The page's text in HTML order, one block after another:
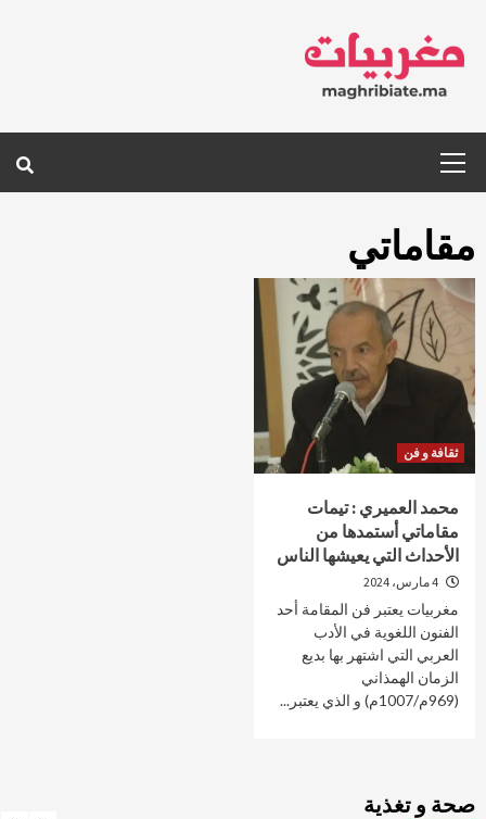
content
Menu
مقاماتي
ثقافة و فن
محمد العميري : تيمات
مقاماتي أستمدها من
الأحداث التي يعيشها الناس
مغربيات يعتبر فن المقامة أحد
الفنون اللغوية في الأدب
العربي التي اشتهر بها بديع
الزمان الهمذاني
(969م/1007م) و الذي يعتبر...
صحة و تغذية